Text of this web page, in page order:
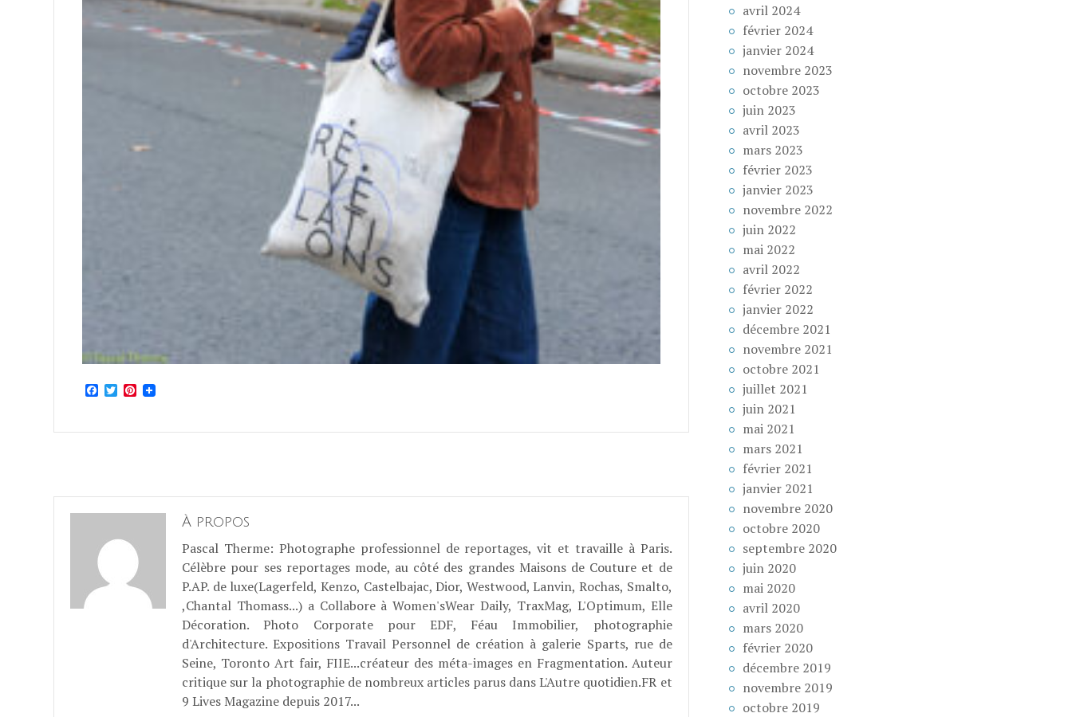
Facebook
TwitterPinterest
À propos
Pascal Therme: Photographe professionnel de reportages, vit et travaille à Paris.
Célèbre pour ses reportages mode, au côté des grandes Maisons de Couture et de
P.AP. de luxe(Lagerfeld, Kenzo, Castelbajac, Dior, Westwood, Lanvin, Rochas, Smalto,
,Chantal Thomass...) a Collabore à Women'sWear Daily, TraxMag, L'Optimum, Elle
Décoration. Photo Corporate pour EDF, Féau Immobilier, photographie
d'Architecture. Expositions Travail Personnel de création à galerie Sparts, rue de
Seine, Toronto Art fair, FIIE...créateur des méta-images en Fragmentation. Auteur
critique sur la photographie de nombreux articles parus dans L'Autre quotidien.FR et
9 Lives Magazine depuis 2017...
avril 2024
février 2024
janvier 2024
novembre 2023
octobre 2023
juin 2023
avril 2023
mars 2023
février 2023
janvier 2023
novembre 2022
juin 2022
mai 2022
avril 2022
février 2022
janvier 2022
décembre 2021
novembre 2021
octobre 2021
juillet 2021
juin 2021
mai 2021
mars 2021
février 2021
janvier 2021
novembre 2020
octobre 2020
septembre 2020
juin 2020
mai 2020
avril 2020
mars 2020
février 2020
décembre 2019
novembre 2019
octobre 2019